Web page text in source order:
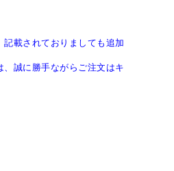
載されておりましても追加
誠に勝手ながらご注文はキ